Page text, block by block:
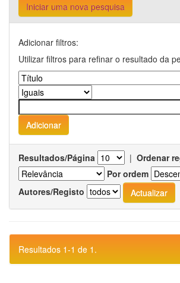
Iniciar uma nova pesquisa
Adicionar filtros:
Utilizar filtros para refinar o resultado da
Resultados/Página | Ordenar
Por ordem
Autores/Registo
Resultados 1-1 de 1.